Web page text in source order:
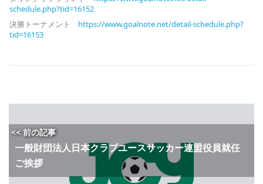
schedule.php?tid=16152
決勝トーナメント https://www.goalnote.net/detail-schedule.php?
tid=16153
<< 前の記事
一般財団法人日本クラブユースサッカー連盟役員就任
ご挨拶